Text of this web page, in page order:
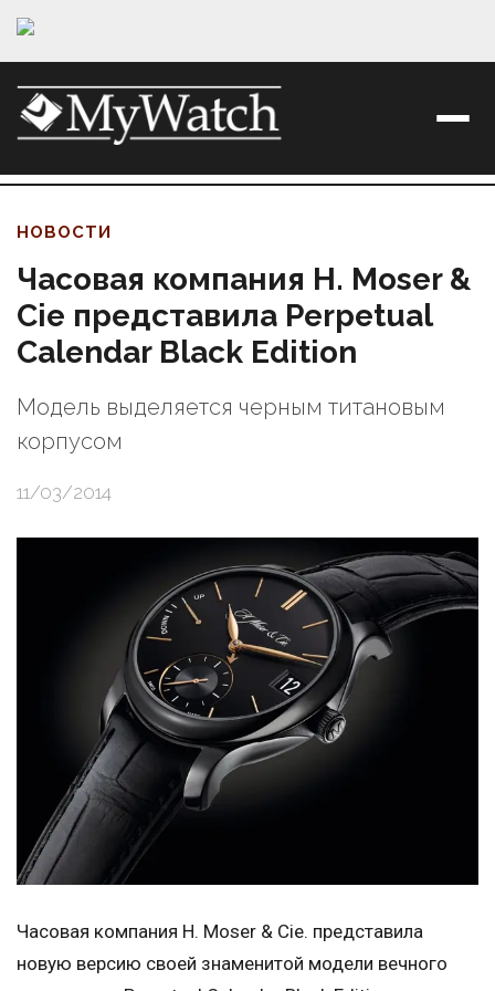
НОВОСТИ
Часовая компания H. Moser &
Cie представила Perpetual
Calendar Black Edition
Модель выделяется черным титановым
корпусом
11/03/2014
Часовая компания H. Moser & Cie. представила
новую версию своей знаменитой модели вечного